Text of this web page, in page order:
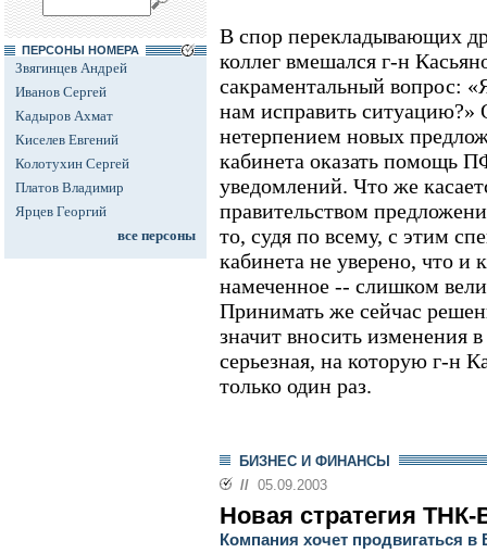
ПЕРСОНЫ НОМЕРА
Звягинцев Андрей
Иванов Сергей
Кадыров Ахмат
Киселев Евгений
Колотухин Сергей
Платов Владимир
Ярцев Георгий
все персоны
В спор перекладывающих
коллег вмешался г-н
сакраментальный вопрос:
нам исправить ситуацию?»
нетерпением новых
кабинета оказать помощь
уведомлений. Что же
правительством
то, судя по всему, с этим
кабинета не уверено, что
намеченное -- слишком
Принимать же сейчас
значит вносить изменения
серьезная, на которую г-н
только один раз.
БИЗНЕС И ФИНАНСЫ
// 05.09.2003
Новая стратегия ТНК-
Компания хочет продвигаться